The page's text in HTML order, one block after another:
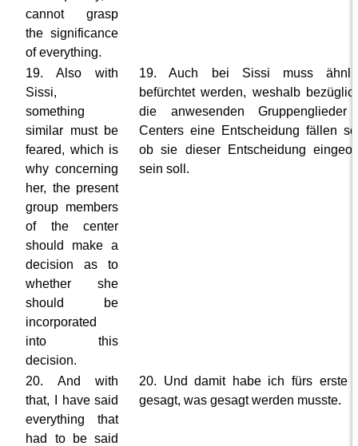
cannot grasp
the significance
of everything.
19. Also with
Sissi,
something
similar must be
feared, which is
why concerning
her, the present
group members
of the center
should make a
decision as to
whether she
should be
incorporated
into this
decision.
19. Auch bei Sissi muss
befürchtet werden, weshalb
die anwesenden Gruppenglieder
Centers eine Entscheidung fällen
ob sie dieser Entscheidung
sein soll.
20. And with
that, I have said
everything that
had to be said
20. Und damit habe ich fürs erste
gesagt, was gesagt werden musste.